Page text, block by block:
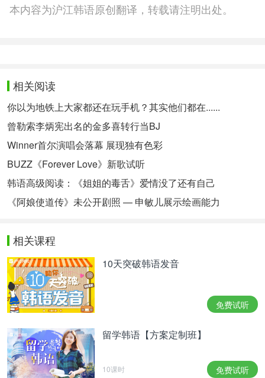
本内容为沪江韩语原创翻译，转载请注明出处。
相关阅读
你以为地铁上大家都还在玩手机？其实他们都在......
曾勒索李炳宪出名的金多喜转行当BJ
Winner首尔演唱会落幕 展现独有色彩
BUZZ《Forever Love》新歌试听
韩语高级阅读：《姐姐的毒舌》爱情没了还有自己
《阿娘使道传》未公开剧照 — 申敏儿展示绘画能力
相关课程
10天突破韩语发音
免费试听
留学韩语【方案定制班】
10课时 免费试听